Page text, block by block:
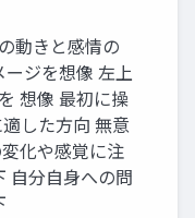
動きと感情の
ジを想像 左上
想像 最初に操
した方向 無意
化や感覚に注
自分自身への問